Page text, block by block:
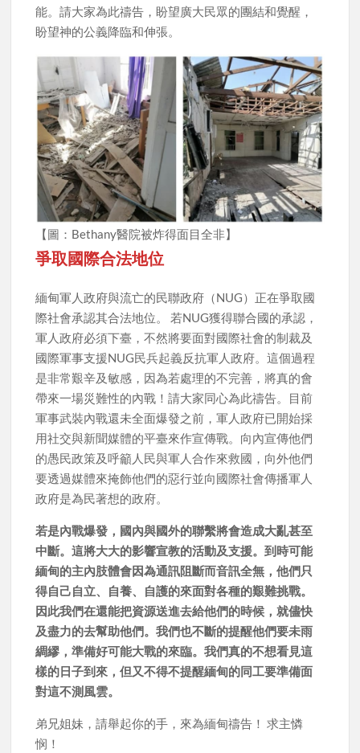
能。請大家為此禱告，盼望廣大民眾的團結和覺醒，
盼望神的公義降臨和伸張。
【圖：Bethany醫院被炸得面目全非】
爭取國際合法地位
緬甸軍人政府與流亡的民聯政府（NUG）正在爭取國
際社會承認其合法地位。 若NUG獲得聯合國的承認，
軍人政府必須下臺，不然將要面對國際社會的制裁及
國際軍事支援NUG民兵起義反抗軍人政府。這個過程
是非常艱辛及敏感，因為若處理的不完善，將真的會
帶來一場災難性的內戰！請大家同心為此禱告。目前
軍事武裝內戰還未全面爆發之前，軍人政府已開始採
用社交與新聞媒體的平臺來作宣傳戰。向內宣傳他們
的愚民政策及呼籲人民與軍人合作來救國，向外他們
要透過媒體來掩飾他們的惡行並向國際社會傳播軍人
政府是為民著想的政府。
若是內戰爆發，國內與國外的聯繫將會造成大亂甚至
中斷。這將大大的影響宣教的活動及支援。到時可能
緬甸的主內肢體會因為通訊阻斷而音訊全無，他們只
得自己自立、自養、自護的來面對各種的艱難挑戰。
因此我們在還能把資源送進去給他們的時候，就儘快
及盡力的去幫助他們。我們也不斷的提醒他們要未雨
綢繆，準備好可能大戰的來臨。我們真的不想看見這
樣的日子到來，但又不得不提醒緬甸的同工要準備面
對這不測風雲。
弟兄姐妹，請舉起你的手，來為緬甸禱告！ 求主憐
悯！